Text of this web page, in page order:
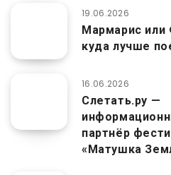
19.06.2026
Мармарис или
куда лучше
16.06.2026
Слетать.ру —
партнёр
«Матушка